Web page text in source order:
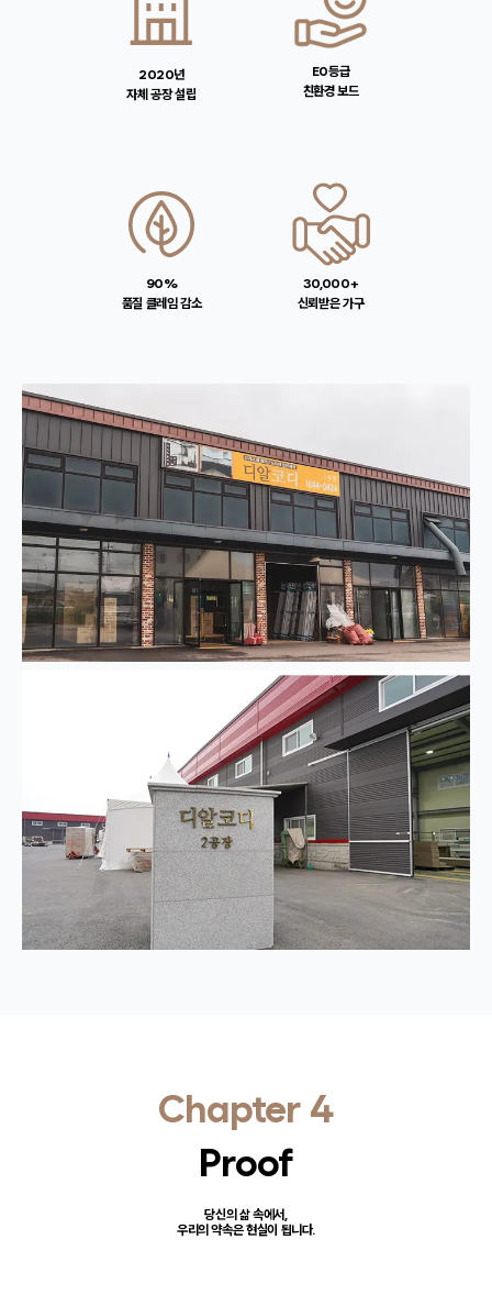
2020년
자체 공장 설립
E0등급
친환경 보드
90%
품질 클레임 감소
30,000+
신뢰받은 가구
Chapter 4
Proof
당신의 삶 속에서,
우리의 약속은 현실이 됩니다.